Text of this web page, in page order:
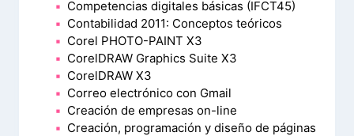
Competencias digitales básicas (IFCT45)
Contabilidad 2011: Conceptos teóricos
Corel PHOTO-PAINT X3
CorelDRAW Graphics Suite X3
CorelDRAW X3
Correo electrónico con Gmail
Creación de empresas on-line
Creación, programación y diseño de páginas